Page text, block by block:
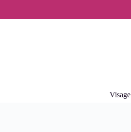
contenu
Visage